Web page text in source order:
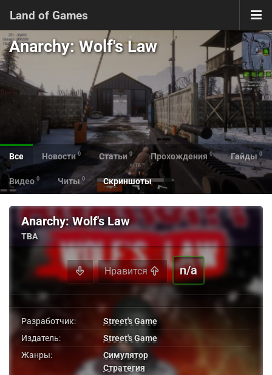
Land of Games
Anarchy: Wolf's Law
Все Новости 0 Статьи 0 Прохождения 0 Гайды 0
Видео 0 Читы 0 Скриншоты
Anarchy: Wolf's Law
TBA
Нравится n/a
Разработчик:
Street's Game
Издатель:
Street's Game
Жанры:
Симулятор
Стратегия